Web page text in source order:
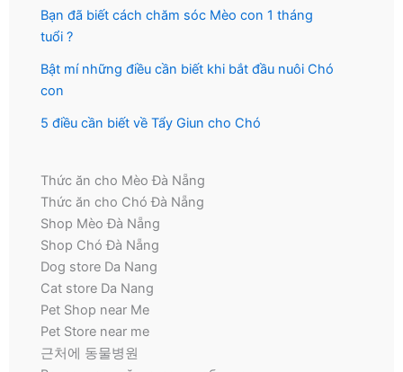
Bạn đã biết cách chăm sóc Mèo con 1 tháng
tuổi ?
Bật mí những điều cần biết khi bắt đầu nuôi Chó
con
5 điều cần biết về Tẩy Giun cho Chó
Thức ăn cho Mèo Đà Nẵng
Thức ăn cho Chó Đà Nẵng
Shop Mèo Đà Nẵng
Shop Chó Đà Nẵng
Dog store Da Nang
Cat store Da Nang
Pet Shop near Me
Pet Store near me
근처에 동물병원